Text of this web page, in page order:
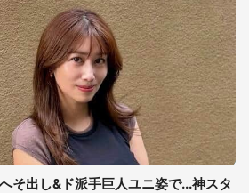
そ出し&ド派手巨人ユニ姿で...神スタ